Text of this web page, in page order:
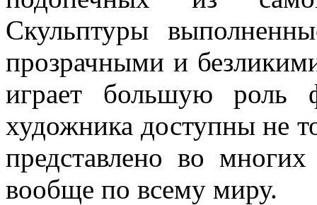
Скульптуры
прозрачными и
играет большую роль
художника доступны не
представлено во
вообще по всему миру.